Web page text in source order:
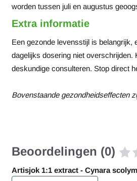
worden tussen juli en augustus
Extra informatie
Een gezonde levensstijl is belangrijk,
dagelijks dosering niet
deskundige consulteren. Stop direct
Bovenstaande gezondheidseffecten
Beoordelingen (0)
Artisjok 1:1 extract - Cynara